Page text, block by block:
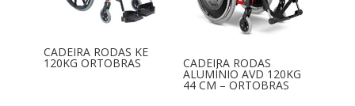
CADEIRA RODAS KE
120KG ORTOBRAS CADEIRA RODAS
ALUMÍNIO AVD 120KG
44 CM – ORTOBRAS